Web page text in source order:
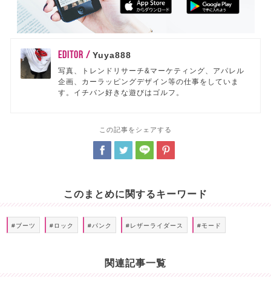
EDITOR /Yuya888
写真、トレンドリサーチ&マーケティング、アパレル
企画、カーラッピングデザイン等の仕事をしていま
す。イチバン好きな遊びはゴルフ。
この記事をシェアする
このまとめに関するキーワード
#ブーツ #ロック #パンク #レザーライダース #モード
関連記事一覧